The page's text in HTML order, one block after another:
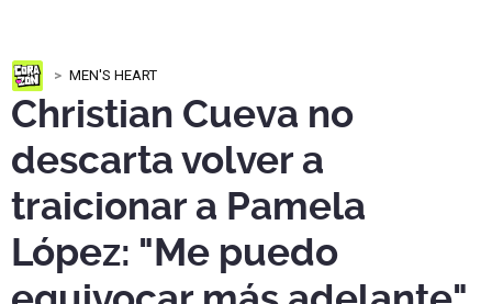
MEN'S HEART
Christian Cueva no
descarta volver a
traicionar a Pamela
López: "Me puedo